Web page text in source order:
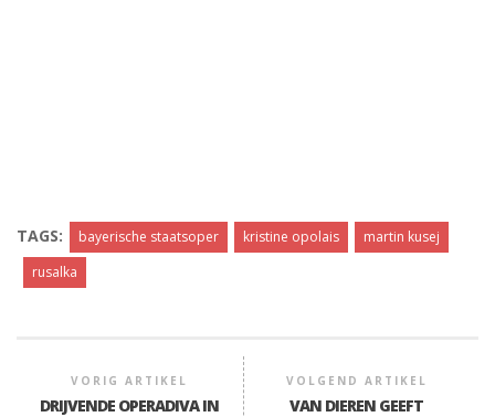
TAGS: bayerische staatsoper kristine opolais
martin kusej
rusalka
VORIG ARTIKEL
DRIJVENDE OPERADIVA IN
VOLGEND ARTIKEL
VAN DIEREN GEEFT